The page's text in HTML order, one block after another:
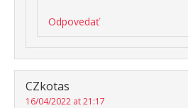
Odpovedať
CZkotas
16/04/2022 at 21:17